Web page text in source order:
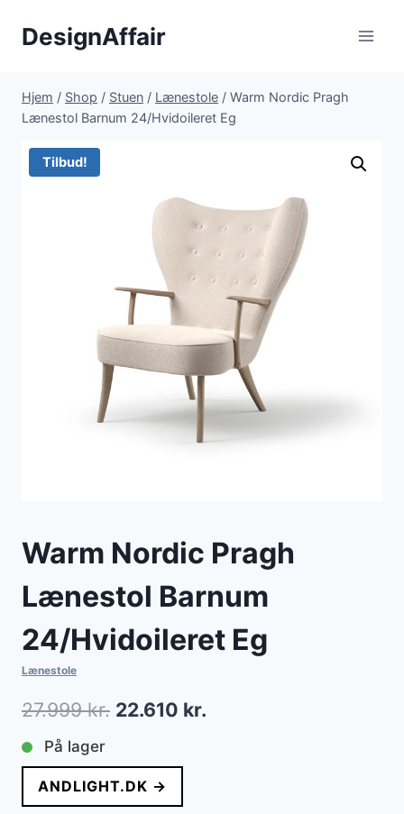
DesignAffair
Hjem / Shop / Stuen / Lænestole / Warm Nordic Pragh
Lænestol Barnum 24/Hvidoileret Eg
Tilbud!
Warm Nordic Pragh
Lænestol Barnum
24/Hvidoileret Eg
Lænestole
27.999kr. Den
pris
var:
22.610 kr.
På lager
ANDLIGHT.DK →